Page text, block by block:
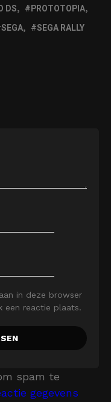
DS
PROTOTOPIA
SEGA SEGA RALLY
in deze browser
een reactie plaats.
spam te
gegevens